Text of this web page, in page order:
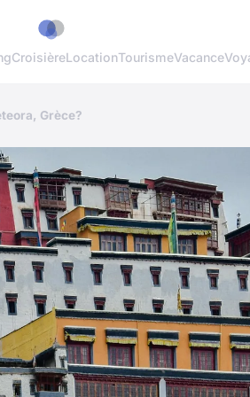
CroisièreLocationTourismeVacance
Grèce?